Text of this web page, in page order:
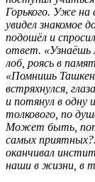
Горького. Уже
увидел знакомое
подошёл и
ответ. «Узнаёшь
лоб, роясь в
«Помнишь
встряхнулся,
и потянул в одну
толкового, по
Может быть,
самых
оканчивал
наши в жизни, в